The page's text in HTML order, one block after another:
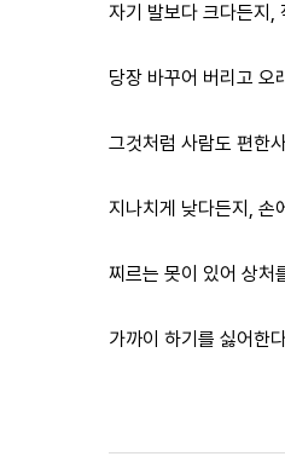
자기 발보다 크다든지,
당장 바꾸어 버리고 오
그것처럼 사람도 편한
지나치게 낮다든지, 손
찌르는 못이 있어 상처
가까이 하기를 싫어한